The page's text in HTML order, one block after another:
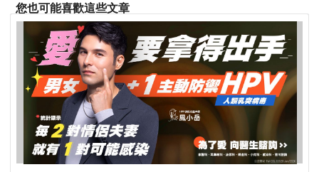
您也可能喜歡這些文章